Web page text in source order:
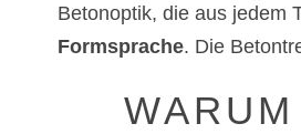
Betonoptik, die aus jedem
Formsprache. Die